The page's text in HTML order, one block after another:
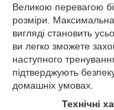
Великою перевагою
розміри. Максимальна
вигляді становить
ви легко зможете
наступного
підтверджують
домашніх умовах.
Технічні